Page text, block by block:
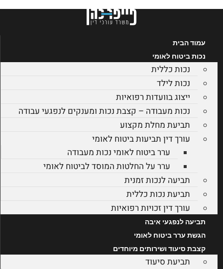
עמוד הבית
נכות ביטוח לאומי
נכות כללית
נכות לילד
ייצוג בוועדות רפואיות
נכות מעבודה – קצבת נכות ומענקים לנפגעי עבודה
תביעת מחלת מקצוע
עורך דין תביעות ביטוח לאומי
ערר ביטוח לאומי נכות מעבודה
ערר על החלטות המוסד לביטוח לאומי
תביעה לנכות זמנית
תביעת נכות כללית
עורך דין זכויות רפואיות
תביעה לנפגעי איבה
הגשת ערר ביטוח לאומי
קצבת סיעוד ושירותים מיוחדים
תביעת סיעוד